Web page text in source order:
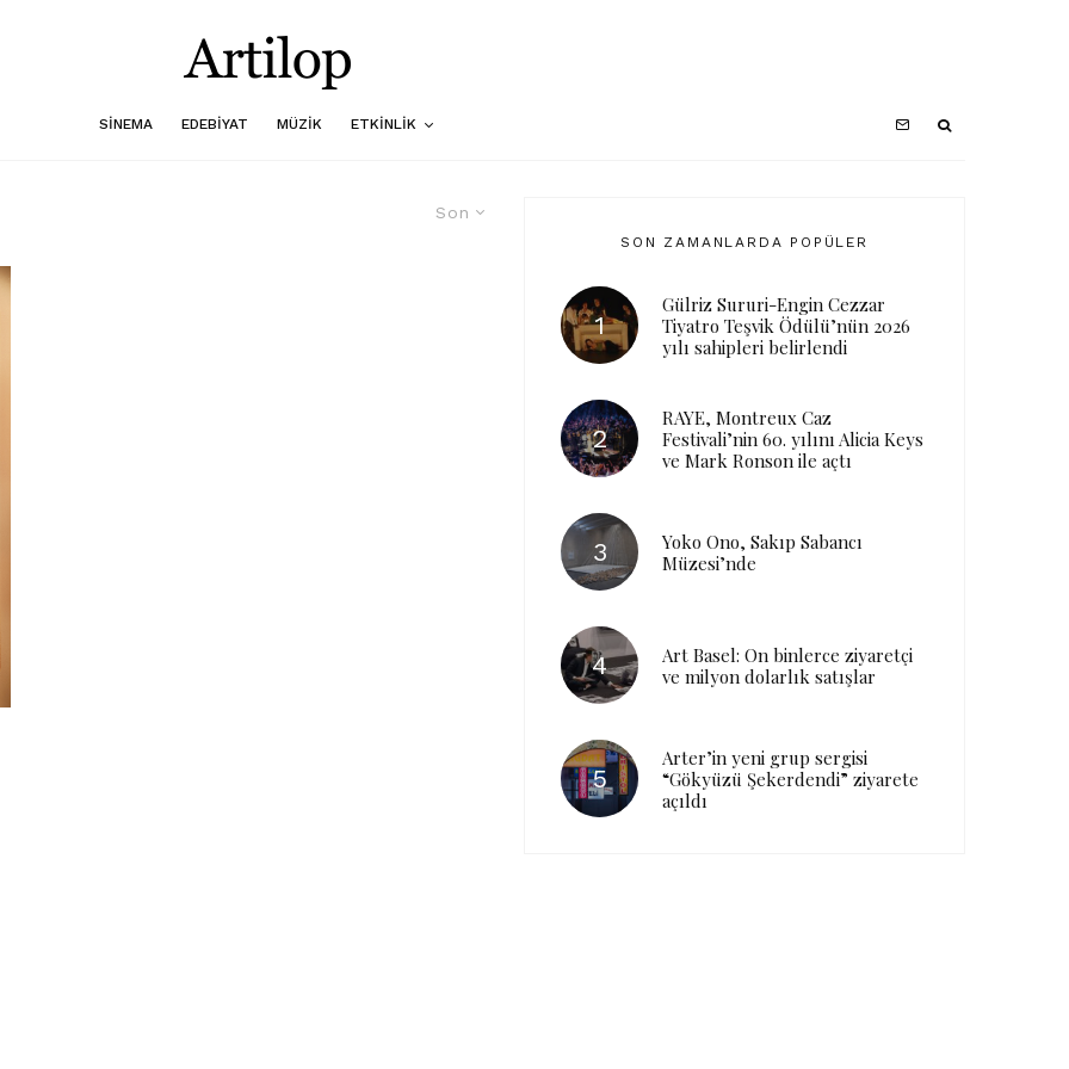
SINEMA EDEBIYAT MÜZIK ETKINLIK
Son
SON ZAMANLARDA POPÜLER
Gülriz Sururi-Engin Cezzar
Tiyatro Teşvik Ödülü’nün 2026
yılı sahipleri belirlendi
RAYE, Montreux Caz
Festivali’nin 60. yılını Alicia Keys
ve Mark Ronson ile açtı
Yoko Ono, Sakıp Sabancı
Müzesi’nde
Art Basel: On binlerce ziyaretçi
ve milyon dolarlık satışlar
Arter’in yeni grup sergisi
“Gökyüzü Şekerdendi” ziyarete
açıldı